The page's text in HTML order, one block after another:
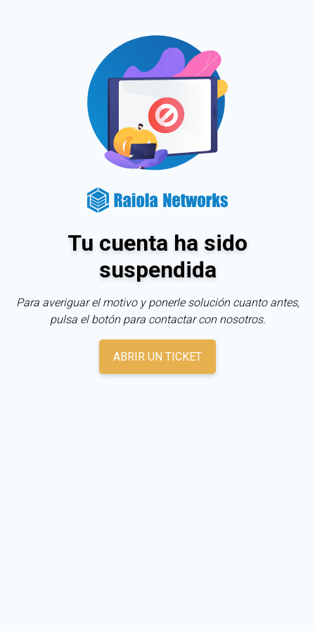
Tu cuenta ha sido
suspendida
Para averiguar el motivo y ponerle solución cuanto antes,
pulsa el botón para contactar con nosotros.
ABRIR UN TICKET